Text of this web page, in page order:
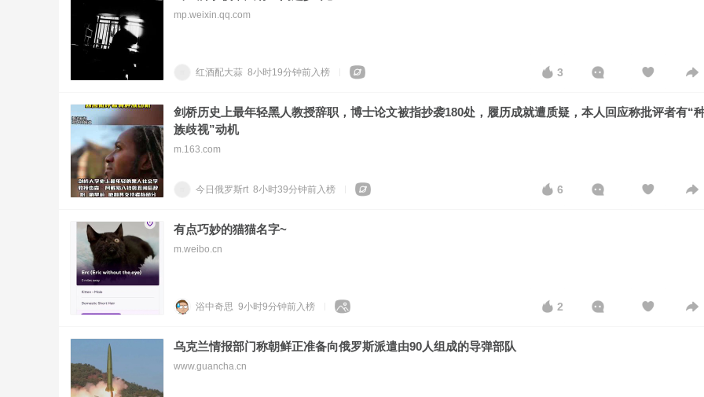
mp.weixin.qq.com
红酒配大蒜 8小时19分钟前入榜 3
剑桥历史上最年轻黑人教授辞职，博士论文被指抄袭180处，履历成就遭质疑，本人回应称批评者有“
族歧视”动机
m.163.com
今日俄罗斯rt 8小时39分钟前入榜 6
有点巧妙的猫猫名字~
m.weibo.cn
浴中奇思 9小时9分钟前入榜 2
乌克兰情报部门称朝鲜正准备向俄罗斯派遣由90人组成的导弹部队
www.guancha.cn